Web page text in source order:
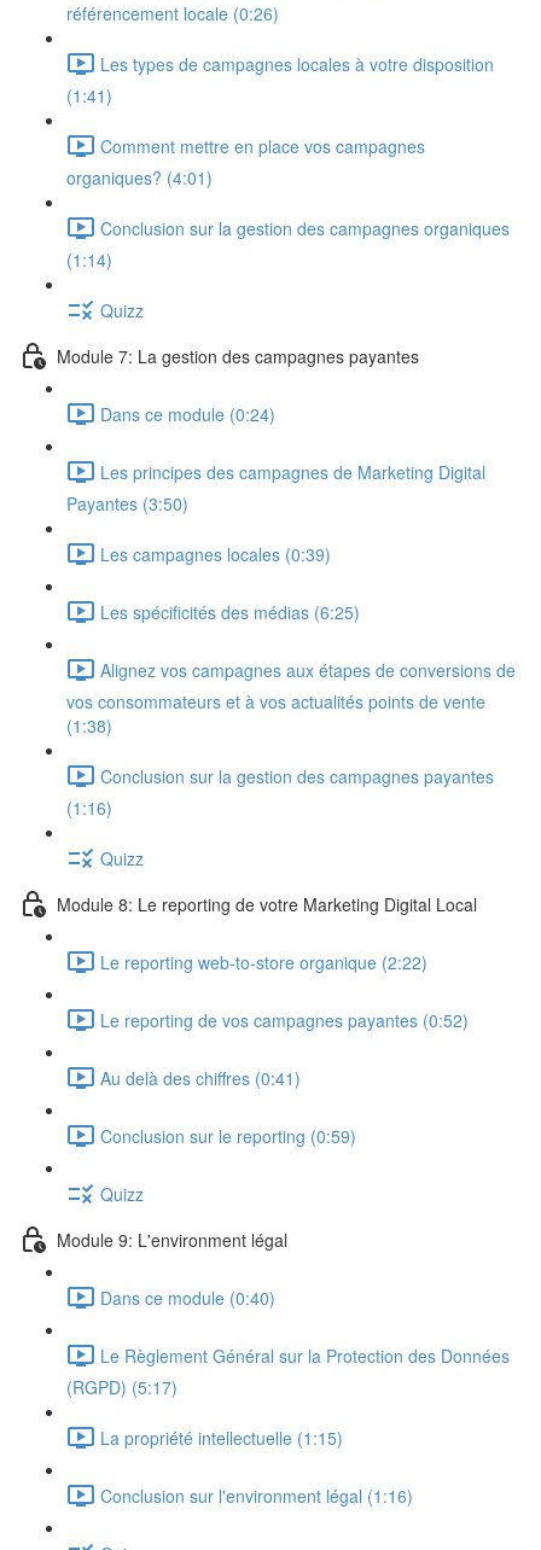
référencement locale (0:26)
Les types de campagnes locales à votre disposition
(1:41)
Comment mettre en place vos campagnes
organiques? (4:01)
Conclusion sur la gestion des campagnes organiques
(1:14)
Quizz
Module 7: La gestion des campagnes payantes
Dans ce module (0:24)
Les principes des campagnes de Marketing Digital
Payantes (3:50)
Les campagnes locales (0:39)
Les spécificités des médias (6:25)
Alignez vos campagnes aux étapes de conversions de
vos consommateurs et à vos actualités points de vente
(1:38)
Conclusion sur la gestion des campagnes payantes
(1:16)
Quizz
Module 8: Le reporting de votre Marketing Digital Local
Le reporting web-to-store organique (2:22)
Le reporting de vos campagnes payantes (0:52)
Au delà des chiffres (0:41)
Conclusion sur le reporting (0:59)
Quizz
Module 9: L'environment légal
Dans ce module (0:40)
Le Règlement Général sur la Protection des Données
(RGPD) (5:17)
La propriété intellectuelle (1:15)
Conclusion sur l'environment légal (1:16)